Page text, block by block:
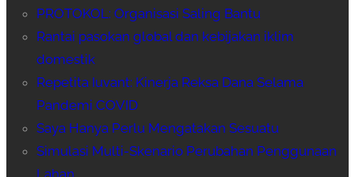
PROTOKOL: Organisasi Saling Bantu
Rantai pasokan global dan kebijakan iklim
domestik
Repetita Iuvant: Kinerja Reksa Dana Selama
Pandemi COVID
Saya Hanya Perlu Mengatakan Sesuatu
Simulasi Multi-Skenario Perubahan Penggunaan